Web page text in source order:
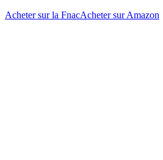
Acheter sur la FnacAcheter sur Amazon